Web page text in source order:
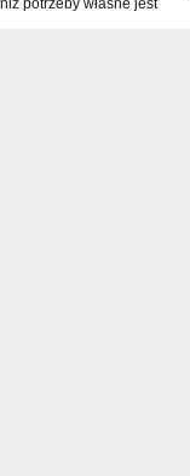
potrzeby własne jest